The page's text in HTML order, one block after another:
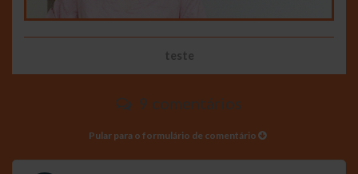
teste
9 comentários
Pular para o formulário de comentário